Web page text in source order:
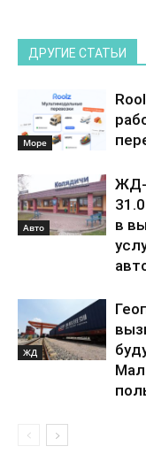
ДРУГИЕ СТАТЬИ
Море
Авто
ЖД-
в
ЖД